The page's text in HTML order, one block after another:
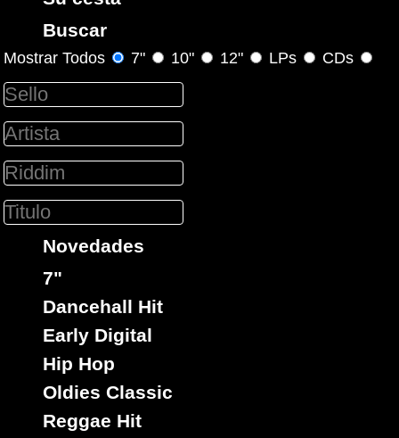
Buscar
Mostrar Todos 7" 10" 12" LPs CDs
Novedades
7"
Dancehall Hit
Early Digital
Hip Hop
Oldies Classic
Reggae Hit
Bon Fire
Little Hero
Titulo : Freedom
Riddim :Stalag
Reggae Hit
01629